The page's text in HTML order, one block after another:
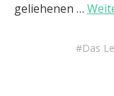
geliehenen …
Das